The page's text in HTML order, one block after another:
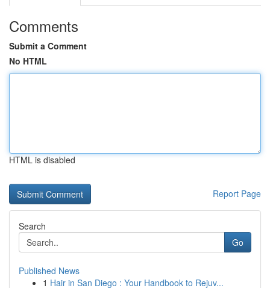
Comments
Submit a Comment
No HTML
HTML is disabled
Report Page
Search
Go
Published News
1 Hair in San Diego : Your Handbook to Rejuv...